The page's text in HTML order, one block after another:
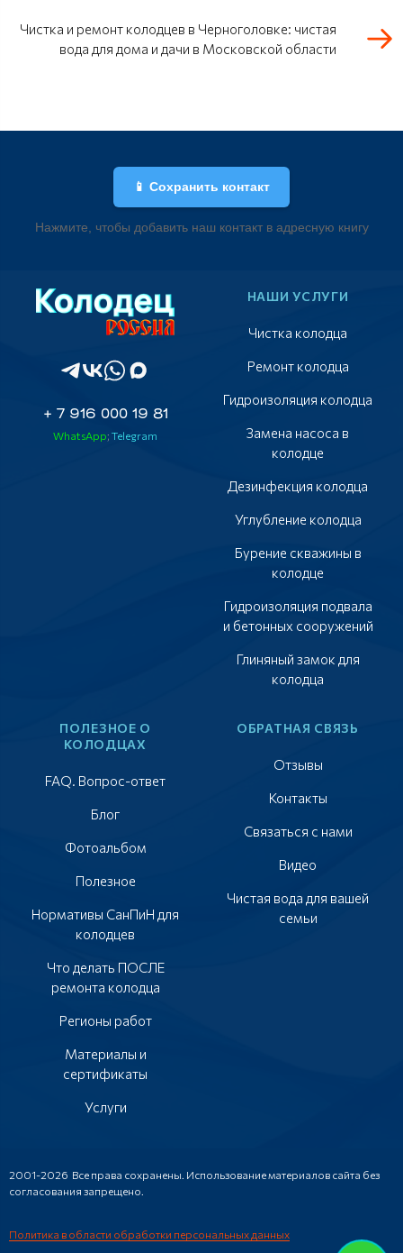
Чистка и ремонт колодцев в Черноголовке: чистая
вода для дома и дачи в Московской области
📱 Сохранить контакт
Нажмите, чтобы добавить наш контакт в адресную книгу
+ 7 916 000 19 81
WhatsApp; Telegram
НАШИ УСЛУГИ
Чистка колодца
Ремонт колодца
Гидроизоляция колодца
Замена насоса в
колодце
Дезинфекция колодца
Углубление колодца
Бурение скважины в
колодце
Гидроизоляция подвала
и бетонных сооружений
Глиняный замок для
колодца
ПОЛЕЗНОЕ О
КОЛОДЦАХ
FAQ. Вопрос-ответ
Блог
Фотоальбом
Полезное
Нормативы СанПиН для
колодцев
Что делать ПОСЛЕ
ремонта колодца
Регионы работ
Материалы и
сертификаты
Услуги
ОБРАТНАЯ СВЯЗЬ
Отзывы
Контакты
Связаться с нами
Видео
Чистая вода для вашей
семьи
2001-2026 Все права сохранены. Использование материалов сайта без
согласования запрещено.
Политика в области обработки персональных данных